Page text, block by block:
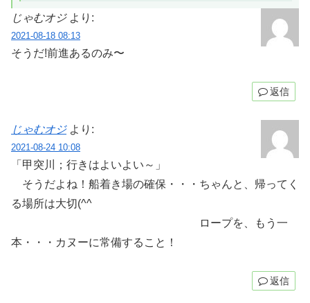
じゃむオジ より:
2021-08-18 08:13
そうだ!前進あるのみ〜
返信
じゃむオジ より:
2021-08-24 10:08
「甲突川；行きはよいよい～」
そうだよね！船着き場の確保・・・ちゃんと、帰ってく
る場所は大切(^^ゞ
ロープを、もう一
本・・・カヌーに常備すること！
返信